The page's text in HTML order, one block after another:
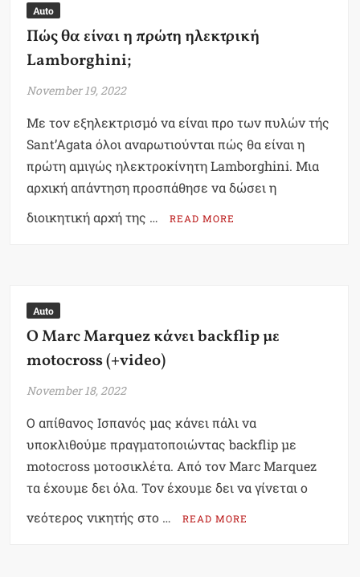
Auto
Πώς θα είναι η πρώτη ηλεκτρική
Lamborghini;
November 19, 2022
Με τον εξηλεκτρισμό να είναι προ των πυλών τής
Sant’Agata όλοι αναρωτιούνται πώς θα είναι η
πρώτη αμιγώς ηλεκτροκίνητη Lamborghini. Μια
αρχική απάντηση προσπάθησε να δώσει η
διοικητική αρχή της …
READ MORE
Auto
Ο Marc Marquez κάνει backflip με
motocross (+video)
November 18, 2022
Ο απίθανος Ισπανός μας κάνει πάλι να
υποκλιθούμε πραγματοποιώντας backflip με
motocross μοτοσικλέτα. Από τον Marc Marquez
τα έχουμε δει όλα. Τον έχουμε δει να γίνεται ο
νεότερος νικητής στο …
READ MORE